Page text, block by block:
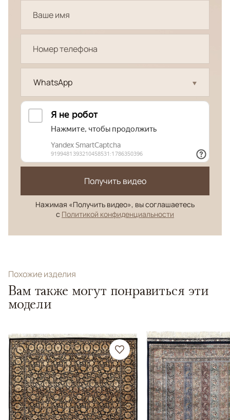
WhatsApp
Получить видео
Нажимая «Получить видео», вы соглашаетесь
с Политикой конфиденциальности
Похожие изделия
Вам также могут понравиться эти
модели